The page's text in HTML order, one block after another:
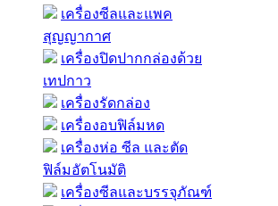
เครื่องซีลและแพค
สุญญากาศ
เครื่องปิดปากกล่องด้วย
เทปกาว
เครื่องรัดกล่อง
เครื่องอบฟิล์มหด
เครื่องห่อ ซีล และตัด
ฟิล์มอัตโนมัติ
เครื่องซีลและบรรจุภัณฑ์